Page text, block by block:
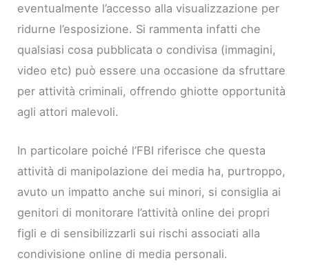
eventualmente l’accesso alla visualizzazione per
ridurne l’esposizione. Si rammenta infatti che
qualsiasi cosa pubblicata o condivisa (immagini,
video etc) può essere una occasione da sfruttare
per attività criminali, offrendo ghiotte opportunità
agli attori malevoli.
In particolare poiché l’FBI riferisce che questa
attività di manipolazione dei media ha, purtroppo,
avuto un impatto anche sui minori, si consiglia ai
genitori di monitorare l’attività online dei propri
figli e di sensibilizzarli sui rischi associati alla
condivisione online di media personali.